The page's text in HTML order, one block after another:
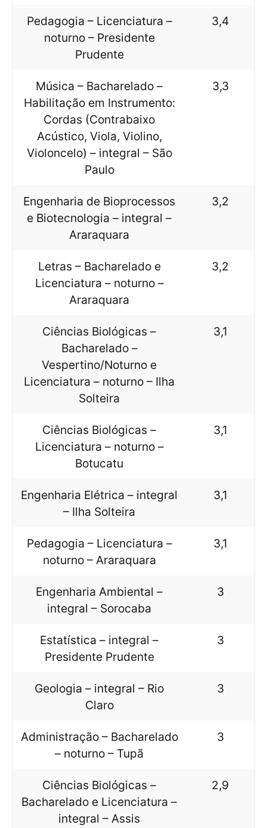
Pedagogia – Licenciatura –
noturno – Presidente
Prudente
3,4
Música – Bacharelado –
Habilitação em Instrumento:
Cordas (Contrabaixo
Acústico, Viola, Violino,
Violoncelo) – integral – São
Paulo
3,3
Engenharia de Bioprocessos
e Biotecnologia – integral –
Araraquara
3,2
Letras – Bacharelado e
Licenciatura – noturno –
Araraquara
3,2
Ciências Biológicas –
Bacharelado –
Vespertino/Noturno e
Licenciatura – noturno – Ilha
Solteira
3,1
Ciências Biológicas –
Licenciatura – noturno –
Botucatu
3,1
Engenharia Elétrica – integral
– Ilha Solteira
3,1
Pedagogia – Licenciatura –
noturno – Araraquara
3,1
Engenharia Ambiental –
integral – Sorocaba
3
Estatística – integral –
Presidente Prudente
3
Geologia – integral – Rio
Claro
3
Administração – Bacharelado
– noturno – Tupã
3
Ciências Biológicas –
Bacharelado e Licenciatura –
integral – Assis
2,9